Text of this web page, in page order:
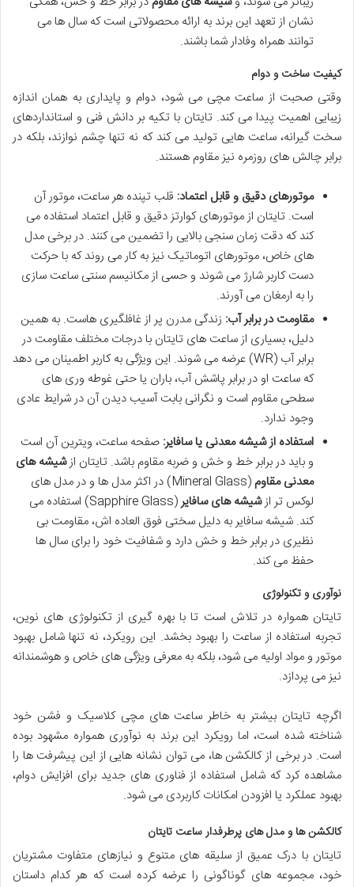
نشان از تعهد این برند به ارائه محصولاتی است که سال ها می
توانند همراه وفادار شما باشند.
کیفیت ساخت و دوام
وقتی صحبت از ساعت مچی می شود، دوام و پایداری به همان اندازه
زیبایی اهمیت پیدا می کند. تایتان با تکیه بر دانش فنی و استانداردهای
سخت گیرانه، ساعت هایی تولید می کند که نه تنها چشم نوازند، بلکه در
برابر چالش های روزمره نیز مقاوم هستند.
موتورهای دقیق و قابل اعتماد: قلب تپنده هر ساعت، موتور آن
است. تایتان از موتورهای کوارتز دقیق و قابل اعتماد استفاده می
کند که دقت زمان سنجی بالایی را تضمین می کنند. در برخی مدل
های خاص، موتورهای اتوماتیک نیز به کار می روند که با حرکت
دست کاربر شارژ می شوند و حسی از مکانیسم سنتی ساعت سازی
را به ارمغان می آورند.
مقاومت در برابر آب: زندگی مدرن پر از غافلگیری هاست. به همین
دلیل، بسیاری از ساعت های تایتان با درجات مختلف مقاومت در
برابر آب (WR) عرضه می شوند. این ویژگی به کاربر اطمینان می دهد
که ساعت او در برابر پاشش آب، باران یا حتی غوطه وری های
سطحی مقاوم است و نگرانی بابت آسیب دیدن آن در شرایط عادی
وجود ندارد.
استفاده از شیشه معدنی یا سافایر: صفحه ساعت، ویترین آن است
و باید در برابر خط و خش و ضربه مقاوم باشد. تایتان ازشیشه های
معدنی مقاوم
(Mineral Glass) در اکثر مدل ها و در مدل های
لوکس تر ازشیشه های سافایر
(Sapphire Glass) استفاده می
کند. شیشه سافایر به دلیل سختی فوق العاده اش، مقاومت بی
نظیری در برابر خط و خش دارد و شفافیت خود را برای سال ها
حفظ می کند.
نوآوری و تکنولوژی
تایتان همواره در تلاش است تا با بهره گیری از تکنولوژی های نوین،
تجربه استفاده از ساعت را بهبود بخشد. این رویکرد، نه تنها شامل بهبود
موتور و مواد اولیه می شود، بلکه به معرفی ویژگی های خاص و هوشمندانه
نیز می پردازد.
اگرچه تایتان بیشتر به خاطر ساعت های مچی کلاسیک و فشن خود
شناخته شده است، اما رویکرد این برند به نوآوری همواره مشهود بوده
است. در برخی از کالکشن ها، می توان نشانه هایی از این پیشرفت ها را
مشاهده کرد که شامل استفاده از فناوری های جدید برای افزایش دوام،
بهبود عملکرد یا افزودن امکانات کاربردی می شود.
کالکشن ها و مدل های پرطرفدار ساعت تایتان
تایتان با درک عمیق از سلیقه های متنوع و نیازهای متفاوت مشتریان
خود، مجموعه های گوناگونی را عرضه کرده است که هر کدام داستان